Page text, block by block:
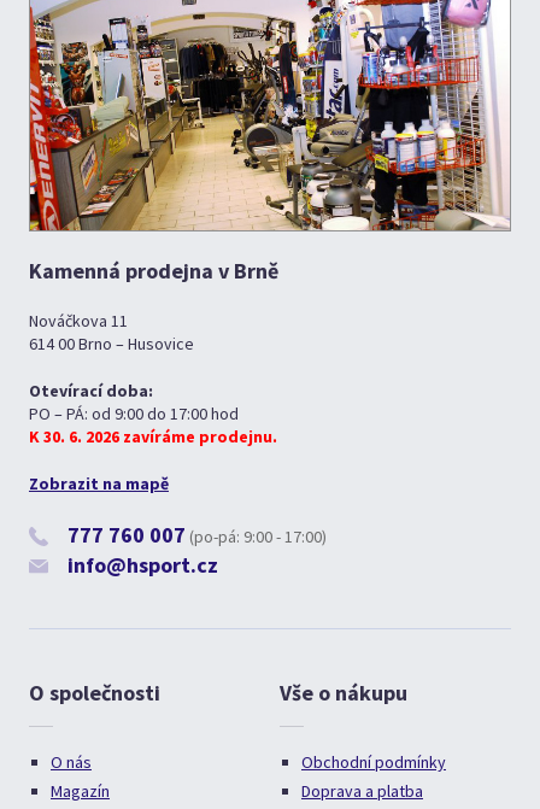
Kamenná prodejna v Brně
Nováčkova 11
614 00 Brno – Husovice
Otevírací doba:
PO – PÁ: od 9:00 do 17:00 hod
K 30. 6. 2026 zavíráme prodejnu.
Zobrazit na mapě
777 760 007 (po-pá: 9:00 - 17:00)
info@hsport.cz
O společnosti
O nás
Magazín
Vše o nákupu
Obchodní podmínky
Doprava a platba